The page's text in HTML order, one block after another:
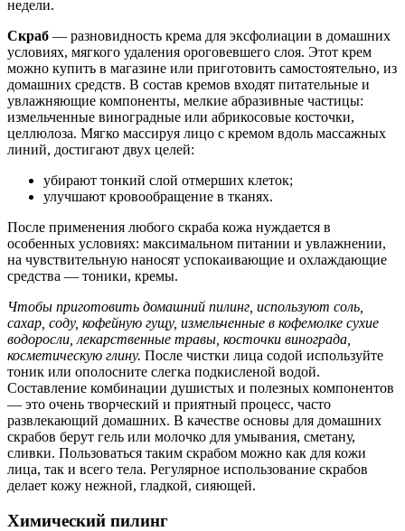
недели.
Скраб — разновидность крема для эксфолиации в домашних
условиях, мягкого удаления ороговевшего слоя. Этот крем
можно купить в магазине или приготовить самостоятельно, из
домашних средств. В состав кремов входят питательные и
увлажняющие компоненты, мелкие абразивные частицы:
измельченные виноградные или абрикосовые косточки,
целлюлоза. Мягко массируя лицо с кремом вдоль массажных
линий, достигают двух целей:
убирают тонкий слой отмерших клеток;
улучшают кровообращение в тканях.
После применения любого скраба кожа нуждается в
особенных условиях: максимальном питании и увлажнении,
на чувствительную наносят успокаивающие и охлаждающие
средства — тоники, кремы.
Чтобы приготовить домашний пилинг, используют соль,
сахар, соду, кофейную гущу, измельченные в кофемолке сухие
водоросли, лекарственные травы, косточки винограда,
косметическую глину. После чистки лица содой используйте
тоник или ополосните слегка подкисленой водой.
Составление комбинации душистых и полезных компонентов
— это очень творческий и приятный процесс, часто
развлекающий домашних. В качестве основы для домашних
скрабов берут гель или молочко для умывания, сметану,
сливки. Пользоваться таким скрабом можно как для кожи
лица, так и всего тела. Регулярное использование скрабов
делает кожу нежной, гладкой, сияющей.
Химический пилинг